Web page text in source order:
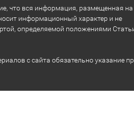
что вся информация, размещенная на
информационный характер и не
определяемой положениями
с сайта обязательно указание